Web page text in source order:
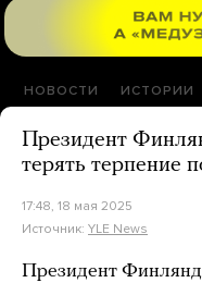
НОВОСТИ ИСТОРИИ
Президент
терять терпение
17:48, 18 мая 2025
Источник: YLE News
Президент